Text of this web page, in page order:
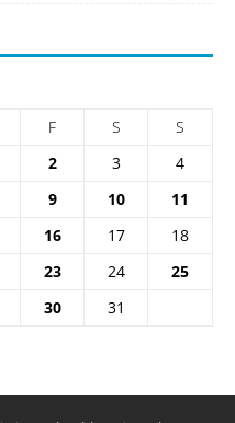
F S
S
2 3
4
9 10
11
16 17
18
23 24
25
30
31